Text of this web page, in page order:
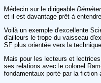
Médecin sur le dirigeable Déméter
et il est davantage prêt à
Voilà un exemple d'excellente
d'ailleurs le trope du vaisseau
SF plus orientée vers la
Mais pour les lecteurs et
ses relations avec le colonel
fondamentaux porté par la fiction